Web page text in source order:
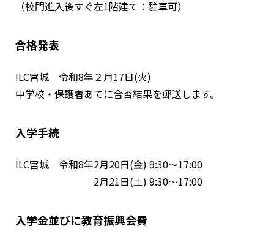
（校門進入後すぐ左1階建て：駐車可）
合格発表
ILC宮城 令和8年２月17日(火)
中学校・保護者あてに合否結果を郵送します。
入学手続
ILC宮城 令和8年2月20日(金) 9:30～17:00
2月21日(土) 9:30～17:00
入学金並びに教育振興会費